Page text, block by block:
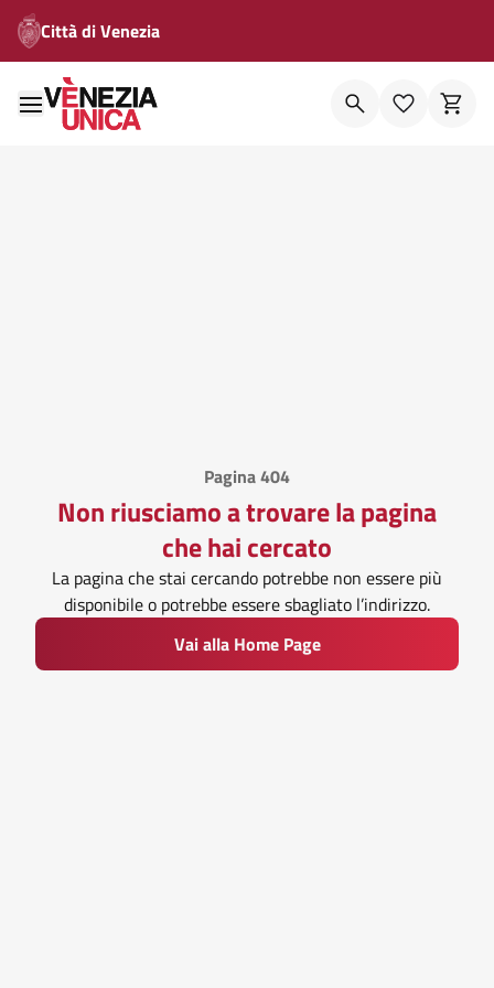
Città di Venezia
Pagina 404
Non riusciamo a trovare la pagina
che hai cercato
La pagina che stai cercando potrebbe non essere più
disponibile o potrebbe essere sbagliato l’indirizzo.
Vai alla Home Page